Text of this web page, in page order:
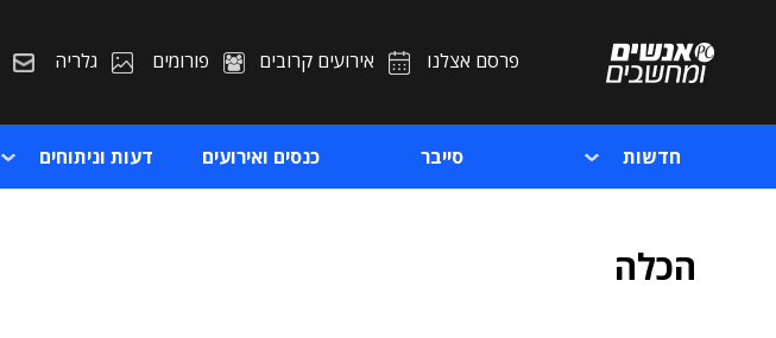
פרסם אצלנו אירועים קרובים פורומים גלריה
חדשות סייבר כנסים ואירועים דעות וניתוחים
הכלה